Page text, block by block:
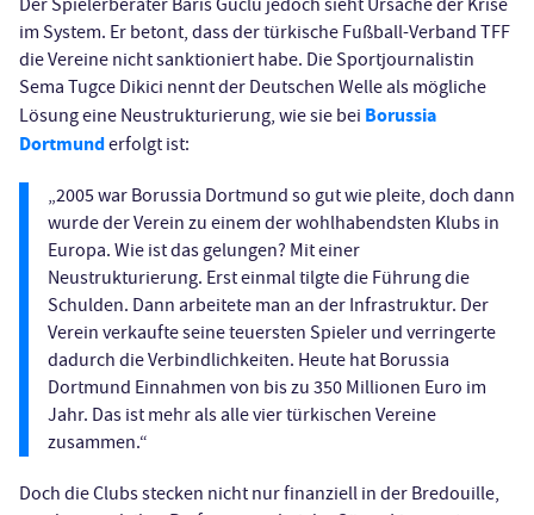
Der Spielerberater Baris Güclü jedoch sieht Ursache der Krise
im System. Er betont, dass der türkische Fußball-Verband TFF
die Vereine nicht sanktioniert habe. Die Sportjournalistin
Sema Tugce Dikici nennt der Deutschen Welle als mögliche
Lösung eine Neustrukturierung, wie sie bei Borussia
Dortmunderfolgt ist:
„2005 war Borussia Dortmund so gut wie pleite, doch dann
wurde der Verein zu einem der wohlhabendsten Klubs in
Europa. Wie ist das gelungen? Mit einer
Neustrukturierung. Erst einmal tilgte die Führung die
Schulden. Dann arbeitete man an der Infrastruktur. Der
Verein verkaufte seine teuersten Spieler und verringerte
dadurch die Verbindlichkeiten. Heute hat Borussia
Dortmund Einnahmen von bis zu 350 Millionen Euro im
Jahr. Das ist mehr als alle vier türkischen Vereine
zusammen.“
Doch die Clubs stecken nicht nur finanziell in der Bredouille,